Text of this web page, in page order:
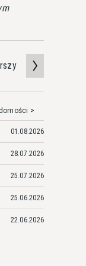
>
01.08.2026
28.07.2026
25.07.2026
25.06.2026
22.06.2026